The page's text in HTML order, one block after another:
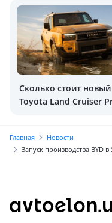
Сколько стоит новый
Toyota Land Cruiser
Главная
Новости
Запуск производства BYD